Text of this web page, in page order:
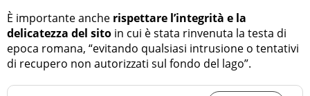
È importante anche rispettare l’integrità e la
delicatezza del sito in cui è stata rinvenuta la testa di
epoca romana, “evitando qualsiasi intrusione o tentativi
di recupero non autorizzati sul fondo del lago”.